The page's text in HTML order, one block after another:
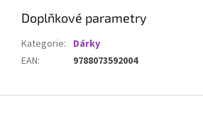
Doplňkové parametry
Kategorie: Dárky
EAN: 9788073592004